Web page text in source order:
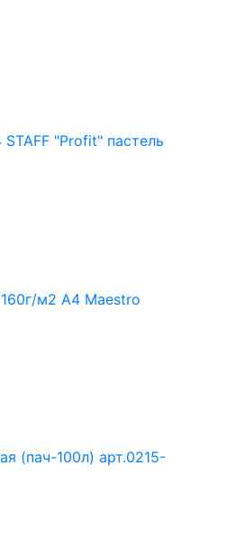
"Profit" пастель
м2 А4 Maestro
(пач-100л) арт.0215-